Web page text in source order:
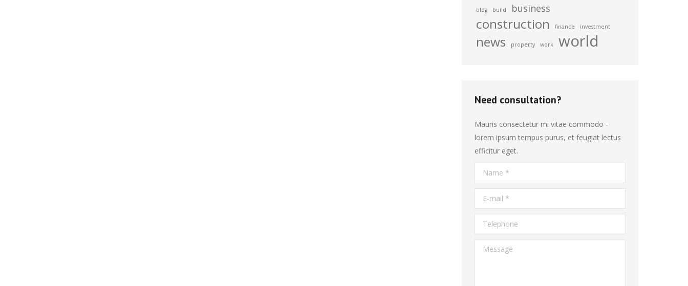
blog build business
construction finance investment
news property work world
Need consultation?
Mauris consectetur mi vitae commodo -
lorem ipsum tempus purus, et feugiat lectus
efficitur eget.
Name *
E-mail *
Telephone
Message